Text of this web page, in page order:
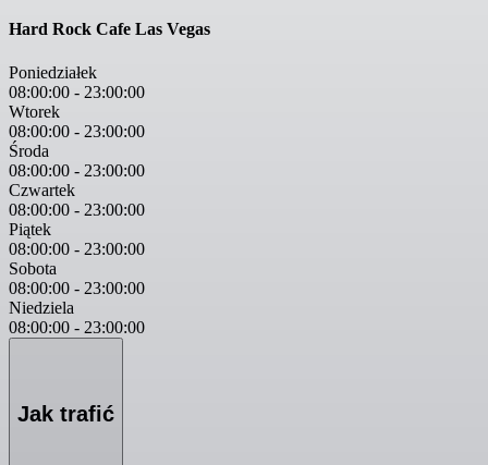
Hard Rock Cafe Las Vegas
Poniedziałek
08:00:00 - 23:00:00
Wtorek
08:00:00 - 23:00:00
Środa
08:00:00 - 23:00:00
Czwartek
08:00:00 - 23:00:00
Piątek
08:00:00 - 23:00:00
Sobota
08:00:00 - 23:00:00
Niedziela
08:00:00 - 23:00:00
Jak trafić